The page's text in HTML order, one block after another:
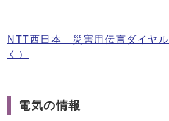
NTT西日本 災害用伝言ダイヤル
く）
電気の情報